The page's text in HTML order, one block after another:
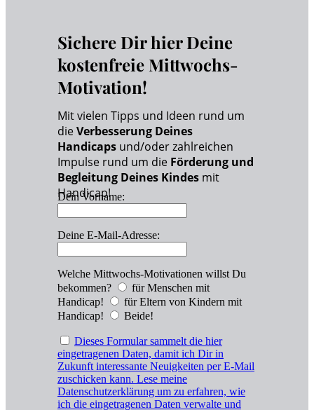
Sichere Dir hier Deine
kostenfreie Mittwochs-
Motivation!
Mit vielen Tipps und Ideen rund um
dieVerbesserung Deines
Handicaps und/oder zahlreichen
Impulse rund um die Förderung und
Begleitung Deines Kindes mit
Handicap!
Dein Vorname:
Deine E-Mail-Adresse:
Welche Mittwochs-Motivationen willst Du
bekommen?
für Menschen mit
Handicap!
für Eltern von Kindern mit
Handicap!
Beide!
Dieses Formular sammelt die hier
eingetragenen Daten, damit ich Dir in
Zukunft interessante Neuigkeiten per E-Mail
zuschicken kann. Lese meine
Datenschutzerklärung um zu erfahren, wie
ich die eingetragenen Daten verwalte und